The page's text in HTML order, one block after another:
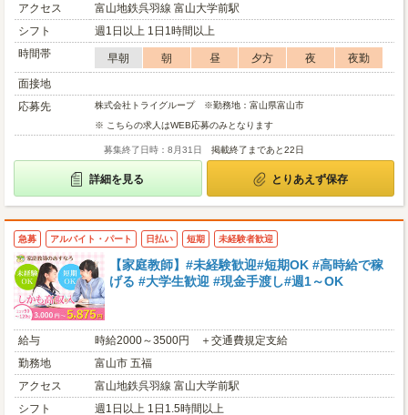
アクセス
富山地鉄呉羽線 富山大学前駅
シフト
週1日以上 1日1時間以上
時間帯
早朝 朝 昼 夕方 夜
夜勤
面接地
応募先
株式会社トライグループ ※勤務地：富山県富山市
※ こちらの求人はWEB応募のみとなります
募集終了日時：8月31日 掲載終了まであと22日
詳細を見る とりあえず保存
急募 アルバイト・パート 日払い 短期 未経験者歓迎
【家庭教師】#未経験歓迎#短期OK #高時給で稼
げる #大学生歓迎 #現金手渡し#週1～OK
給与
時給2000～3500円 ＋交通費規定支給
勤務地
富山市 五福
アクセス
富山地鉄呉羽線 富山大学前駅
シフト
週1日以上 1日1.5時間以上